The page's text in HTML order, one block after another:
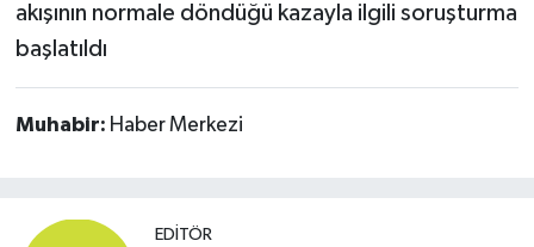
akışının normale döndüğü kazayla ilgili soruşturma
başlatıldı
Muhabir: Haber Merkezi
EDITÖR